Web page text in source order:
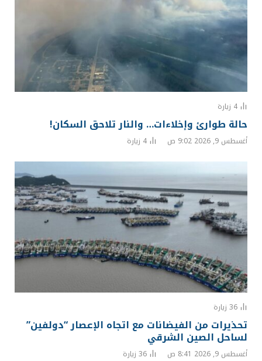
4 زيارة
حالة طوارئ وإخلاءات… والنار تلاحق السكان!
أغسطس 9, 2026 9:02 ص 4 زيارة
36 زيارة
تحذيرات من الفيضانات مع اتجاه الإعصار “دولفين”
لساحل الصين الشرقي
أغسطس 9, 2026 8:41 ص 36 زيارة